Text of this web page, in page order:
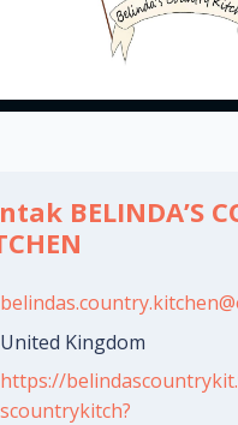
BELINDA’S
United Kingdom
https://
scountrykitch?